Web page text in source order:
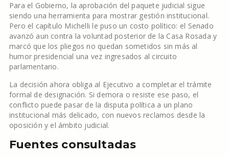
Para el Gobierno, la aprobación del paquete judicial sigue
siendo una herramienta para mostrar gestión institucional.
Pero el capítulo Michelli le puso un costo político: el Senado
avanzó aun contra la voluntad posterior de la Casa Rosada y
marcó que los pliegos no quedan sometidos sin más al
humor presidencial una vez ingresados al circuito
parlamentario.
La decisión ahora obliga al Ejecutivo a completar el trámite
formal de designación. Si demora o resiste ese paso, el
conflicto puede pasar de la disputa política a un plano
institucional más delicado, con nuevos reclamos desde la
oposición y el ámbito judicial.
Fuentes consultadas